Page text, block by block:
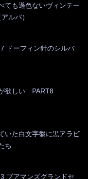
ても遜色ないヴィンテー
ルバ）
ドーフィン針のシルバ
欲しい PART8
いた白文字盤に黒アラビ
ち
プアマンズグランドセ